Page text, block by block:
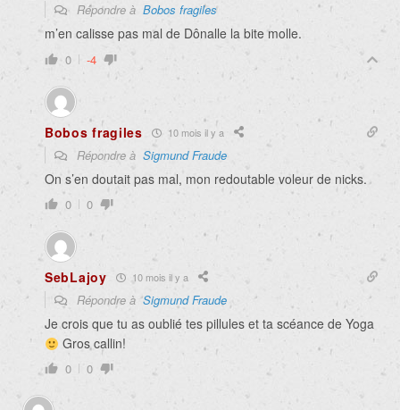
Répondre à Bobos fragiles
m’en calisse pas mal de Dônalle la bite molle.
0 -4
Bobos fragiles 10 mois il y a
Répondre à Sigmund Fraude
On s’en doutait pas mal, mon redoutable voleur de nicks.
0 0
SebLajoy 10 mois il y a
Répondre àSigmund Fraude
Je crois que tu as oublié tes pillules et ta scéance de Yoga
Gros callin!
0 0